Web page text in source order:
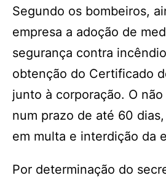
Segundo os bombeiros,
empresa a adoção de
segurança contra
obtenção do Certificado
junto à corporação. O
num prazo de até 60
em multa e interdição da
Por determinação do